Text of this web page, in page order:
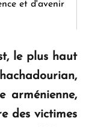
et d'avenir
le plus haut
arménienne,
des victimes